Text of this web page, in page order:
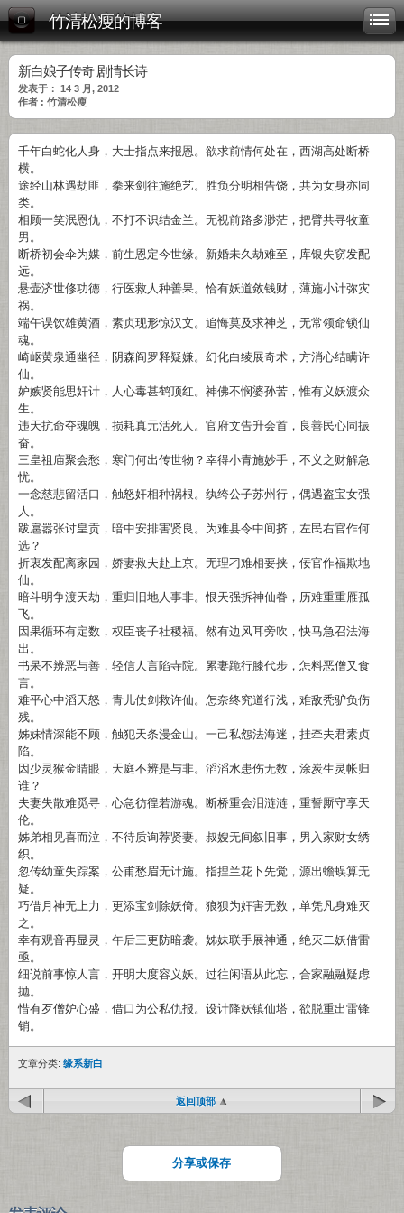
竹清松瘦的博客
新白娘子传奇 剧情长诗
发表于： 14 3 月, 2012
作者 : 竹清松瘦
千年白蛇化人身，大士指点来报恩。欲求前情何处在，西湖高处断桥
横。
途经山林遇劫匪，拳来剑往施绝艺。胜负分明相告饶，共为女身亦同
类。
相顾一笑泯恩仇，不打不识结金兰。无视前路多渺茫，把臂共寻牧童
男。
断桥初会伞为媒，前生恩定今世缘。新婚未久劫难至，库银失窃发配
远。
悬壶济世修功德，行医救人种善果。恰有妖道敛钱财，薄施小计弥灾
祸。
端午误饮雄黄酒，素贞现形惊汉文。追悔莫及求神芝，无常领命锁仙
魂。
崎岖黄泉通幽径，阴森阎罗释疑嫌。幻化白绫展奇术，方消心结瞒许
仙。
妒嫉贤能思奸计，人心毒甚鹤顶红。神佛不悯婆孙苦，惟有义妖渡众
生。
违天抗命夺魂魄，损耗真元活死人。官府文告升会首，良善民心同振
奋。
三皇祖庙聚会愁，寒门何出传世物？幸得小青施妙手，不义之财解急
忧。
一念慈悲留活口，触怒奸相种祸根。纨绔公子苏州行，偶遇盗宝女强
人。
跋扈嚣张讨皇贡，暗中安排害贤良。为难县令中间挤，左民右官作何
选？
折衷发配离家园，娇妻救夫赴上京。无理刁难相要挟，佞官作福欺地
仙。
暗斗明争渡天劫，重归旧地人事非。恨天强拆神仙眷，历难重重雁孤
飞。
因果循环有定数，权臣丧子社稷福。然有边风耳旁吹，快马急召法海
出。
书呆不辨恶与善，轻信人言陷寺院。累妻跪行膝代步，怎料恶僧又食
言。
难平心中滔天怒，青儿仗剑救许仙。怎奈终究道行浅，难敌秃驴负伤
残。
姊妹情深能不顾，触犯天条漫金山。一己私怨法海迷，挂牵夫君素贞
陷。
因少灵猴金睛眼，天庭不辨是与非。滔滔水患伤无数，涂炭生灵帐归
谁？
夫妻失散难觅寻，心急彷徨若游魂。断桥重会泪涟涟，重誓厮守享天
伦。
姊弟相见喜而泣，不待质询荐贤妻。叔嫂无间叙旧事，男入家财女绣
织。
忽传幼童失踪案，公甫愁眉无计施。指捏兰花卜先觉，源出蟾蜈算无
疑。
巧借月神无上力，更添宝剑除妖倚。狼狈为奸害无数，单凭凡身难灭
之。
幸有观音再显灵，午后三更防暗袭。姊妹联手展神通，绝灭二妖借雷
亟。
细说前事惊人言，开明大度容义妖。过往闲语从此忘，合家融融疑虑
抛。
惜有歹僧妒心盛，借口为公私仇报。设计降妖镇仙塔，欲脱重出雷锋
销。
文章分类: 缘系新白
返回顶部
分享或保存